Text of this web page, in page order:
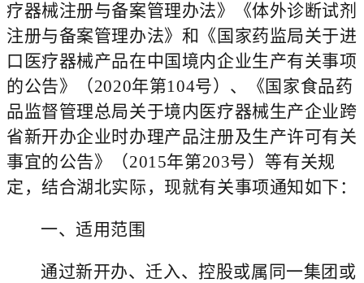
疗器械注册与备案管理办法》《体外诊断试剂
注册与备案管理办法》和《国家药监局关于进
口医疗器械产品在中国境内企业生产有关事项
的公告》（2020年第104号）、《国家食品药
品监督管理总局关于境内医疗器械生产企业跨
省新开办企业时办理产品注册及生产许可有关
事宜的公告》（2015年第203号）等有关规
定，结合湖北实际，现就有关事项通知如下：
一、适用范围
通过新开办、迁入、控股或属同一集团或